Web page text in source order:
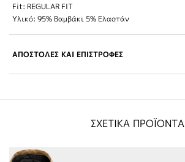
Fit: REGULAR FIT
Υλικό: 95% Βαμβάκι 5% Ελαστάν
ΑΠΟΣΤΟΛΕΣ ΚΑΙ ΕΠΙΣΤΡΟΦΕΣ
ΣΧΕΤΙΚΑ ΠΡΟΪΟΝΤΑ